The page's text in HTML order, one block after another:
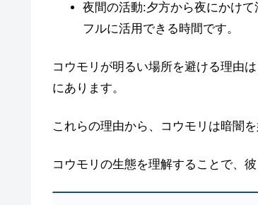
夜間の活動:夕方から夜にかけ
フルに活用できる時間です。
コウモリが明るい場所を避ける理由
にあります。
これらの理由から、コウモリは暗闇
コウモリの生態を理解することで、